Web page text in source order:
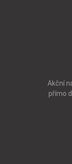
Akční
přímo